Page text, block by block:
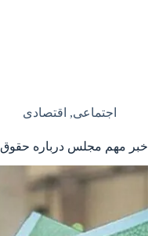
اجتماعی, اقتصادی
خبر مهم مجلس درباره حقوق ۱۴۰۵ کارگران